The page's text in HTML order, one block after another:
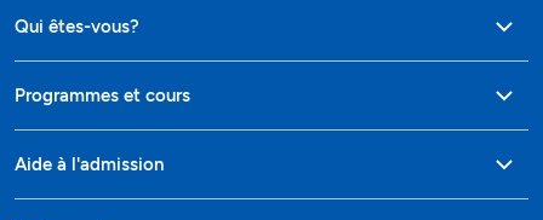
Qui êtes-vous?
Programmes et cours
Aide à l'admission